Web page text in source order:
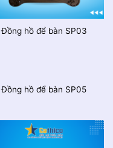
Đồng hồ để bàn SP03
Đồng hồ để bàn SP05